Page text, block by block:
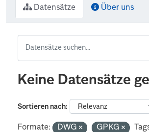
Datensätze Über uns
Keine Datensätze
Sortieren nach
Formate: DWG GPKG